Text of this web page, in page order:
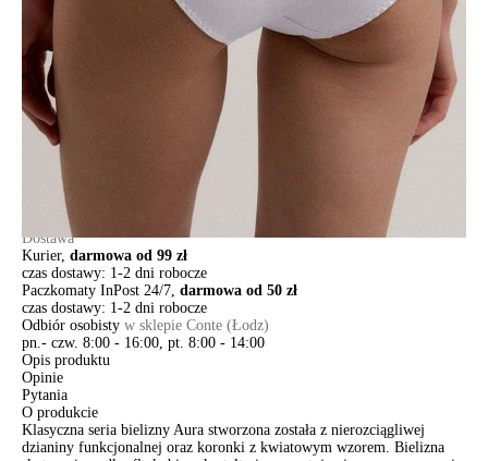
Ilość:
+
DODAJ DO KOSZYKA
Jak złożyć zamówienie
POWIADOM MNIE O DOSTĘPNOŚCI
ПОЛУЧИТЬ ПО EMAIL
Dostawa
Kurier, darmowa od 99 zł
czas dostawy: 1-2 dni robocze
Paczkomaty InPost 24/7, darmowa od 50 zł
czas dostawy: 1-2 dni robocze
Odbiór osobisty w sklepie Conte (Łodz)
pn.- czw. 8:00 - 16:00, pt. 8:00 - 14:00
Opis produktu
Opinie
Pytania
O produkcie
Klasyczna seria bielizny Aura stworzona została z nierozciągliwej
dzianiny funkcjonalnej oraz koronki z kwiatowym wzorem. Bielizna